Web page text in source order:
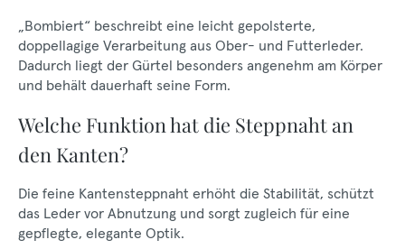
„Bombiert“ beschreibt eine leicht gepolsterte,
doppellagige Verarbeitung aus Ober- und Futterleder.
Dadurch liegt der Gürtel besonders angenehm am Körper
und behält dauerhaft seine Form.
Welche Funktion hat die Steppnaht an
den Kanten?
Die feine Kantensteppnaht erhöht die Stabilität, schützt
das Leder vor Abnutzung und sorgt zugleich für eine
gepflegte, elegante Optik.